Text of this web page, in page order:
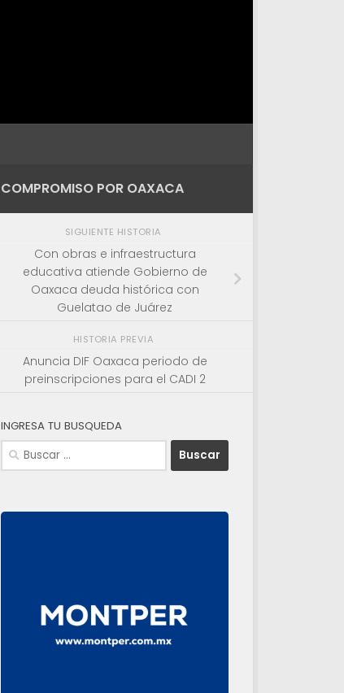
COMPROMISO POR OAXACA
SIGUIENTE HISTORIA
Con obras e infraestructura
educativa atiende Gobierno de
Oaxaca deuda histórica con
Guelatao de Juárez
HISTORIA PREVIA
Anuncia DIF Oaxaca periodo de
preinscripciones para el CADI 2
INGRESA TU BUSQUEDA
Buscar: